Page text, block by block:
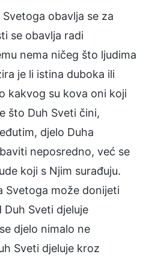
obavlja se za
se obavlja radi
nema ničeg što ljudima
je li istina duboka ili
kakvog su kova oni koji
što Duh Sveti čini,
djelo Duha
neposredno, već se
koji s Njim surađuju.
Svetoga može donijeti
Sveti djeluje
djelo nimalo ne
Sveti djeluje kroz